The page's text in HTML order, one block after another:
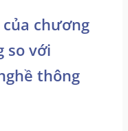
chương
so với
thông